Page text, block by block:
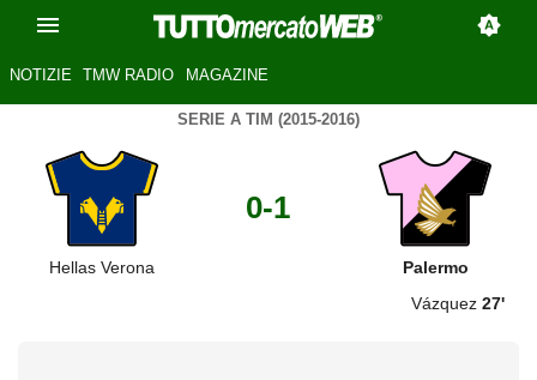
NOTIZIE TMW RADIO MAGAZINE
SERIE A TIM (2015-2016)
Hellas Verona
0-1
Palermo
Vázquez 27'